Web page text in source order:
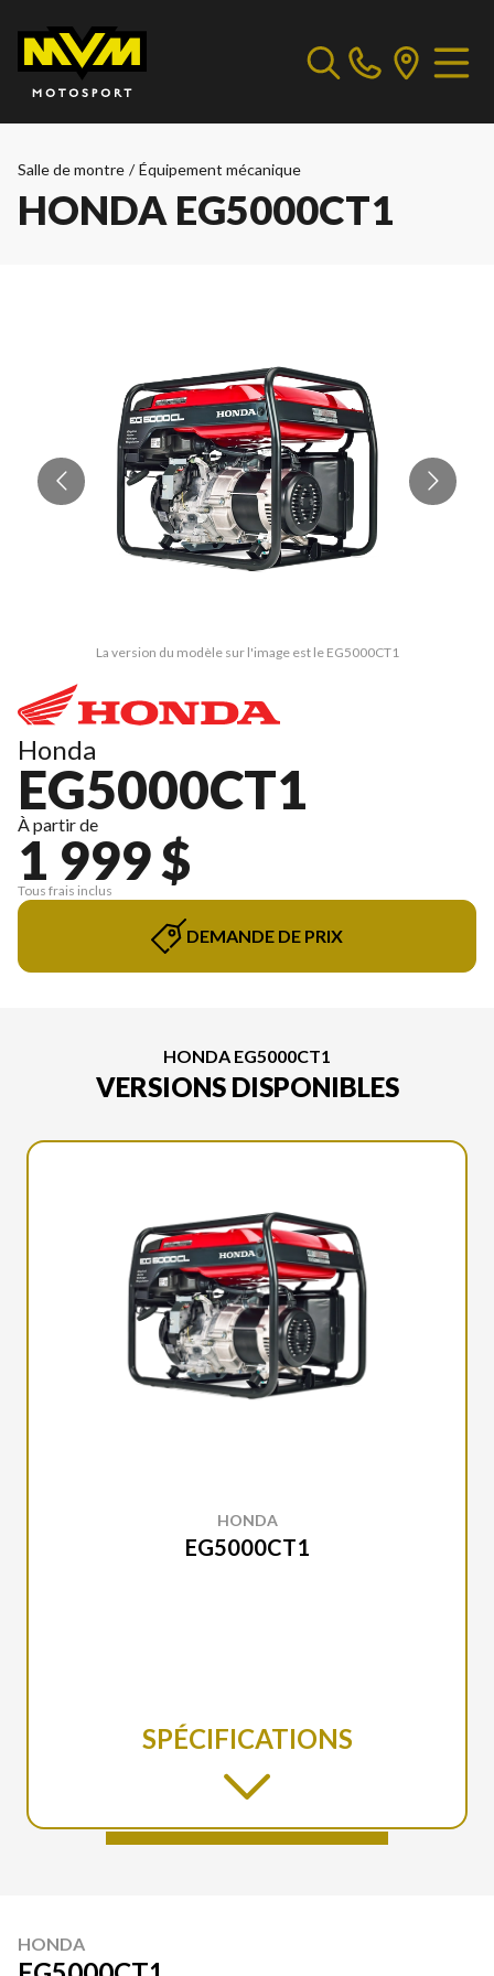
Salle de montre / Équipement mécanique
HONDA EG5000CT1
La version du modèle sur l'image est le EG5000CT1
Honda
EG5000CT1
À partir de
1 999 $
Tous frais inclus
DEMANDE DE PRIX
HONDA EG5000CT1
VERSIONS DISPONIBLES
HONDA
EG5000CT1
SPÉCIFICATIONS
HONDA